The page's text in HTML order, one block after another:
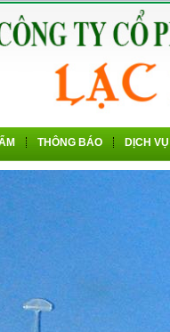
THÔNG BÁO DỊCH VỤ